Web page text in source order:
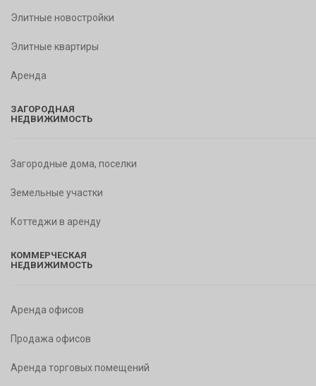
Элитные новостройки
Элитные квартиры
Аренда
ЗАГОРОДНАЯ
НЕДВИЖИМОСТЬ
Загородные дома, поселки
Земельные участки
Коттеджи в аренду
КОММЕРЧЕСКАЯ
НЕДВИЖИМОСТЬ
Аренда офисов
Продажа офисов
Аренда торговых помещений